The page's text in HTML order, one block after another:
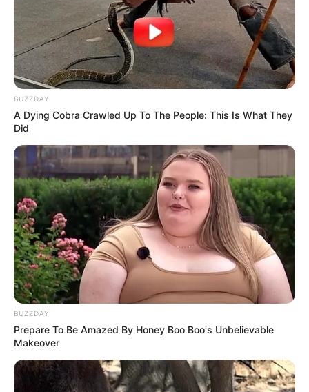
DESTAQUES DO MÊS
Prefeitura realiza a maior entrega de
motocicletas aos Agentes de Saúde da
história...
Agente de Saúde é indiciada por falsificar
Terceiro lote da restituição do IR paga R$
4,61 bilhões para 2,7 milhões de
contribuintes.
Motos e bicicletas para ACS e ACE: veja o
passo a passo para conseguir o benefício.
PLP 185 continua travado na Câmara dos
ACS e ACE: celetista, estatutário ou
contrato precário — entenda o que muda
BUZZDAY
A Dying Cobra Crawled Up To The People: This Is What They
Did
BUZZDAY
Prepare To Be Amazed By Honey Boo Boo's Unbelievable
Makeover